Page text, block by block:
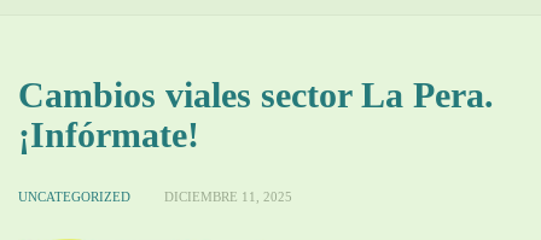
Cambios viales sector La Pera.
¡Infórmate!
UNCATEGORIZED DICIEMBRE 11, 2025